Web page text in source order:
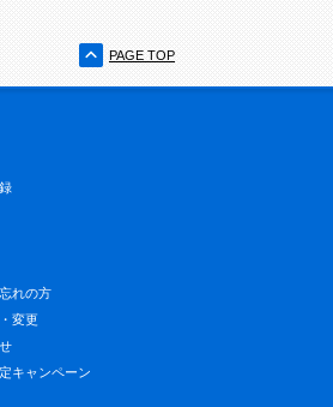
PAGE TOP
れの方
変更
キャンペーン